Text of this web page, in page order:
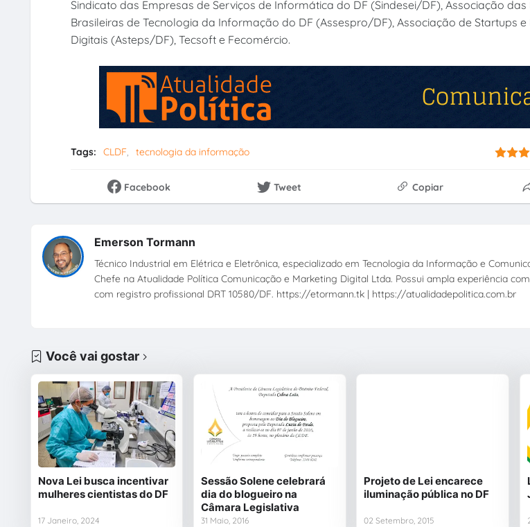
Sindicato das Empresas de Serviços de Informática do DF (Sindesei/DF), Associação das
Brasileiras de Tecnologia da Informação do DF (Assespro/DF), Associação de Startups
Digitais (Asteps/DF), Tecsoft e Fecomércio.
Tags: CLDF tecnologia da informação
Facebook Tweet Copiar
Emerson Tormann
Técnico Industrial em Elétrica e Eletrônica, especializado em Tecnologia da Informação e
Chefe na Atualidade Política Comunicação e Marketing Digital Ltda. Possui ampla experiência
com registro profissional DRT 10580/DF. https://etormann.tk | https://atualidadepolitica.com.br
Você vai gostar
Nova Lei busca incentivar
mulheres cientistas do DF
17 Janeiro, 2024
Sessão Solene celebrará
dia do blogueiro na
Câmara Legislativa
31 Maio, 2016
Projeto de Lei encarece
iluminação pública no DF
02 Setembro, 2015